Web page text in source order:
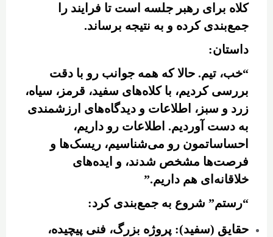
کلاه برای رهبر جلسه است تا فرایند را
جمع‌بندی کرده و به نتیجه برساند.
داستان:
“خب، تیم. حالا که همه جوانب رو با دقت
بررسی کردیم، با کلاه‌های سفید، قرمز، سیاه،
زرد و سبز، اطلاعات و دیدگاه‌های ارزشمندی
به دست آوردیم. اطلاعات رو داریم،
احساساتمون رو می‌شناسیم، ریسک‌ها و
فرصت‌ها مشخص شدند، و ایده‌های
خلاقانه‌ای هم داریم.”
“رستم” شروع به جمع‌بندی کرد:
حقایق (سفید): پروژه بزرگ، فنی پیچیده،